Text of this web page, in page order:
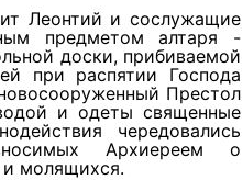
Леонтий и сослужащие
предметом алтаря -
доски, прибиваемой
при распятии Господа
Престол
и одеты священные
чередовались
Архиереем о
молящихся.